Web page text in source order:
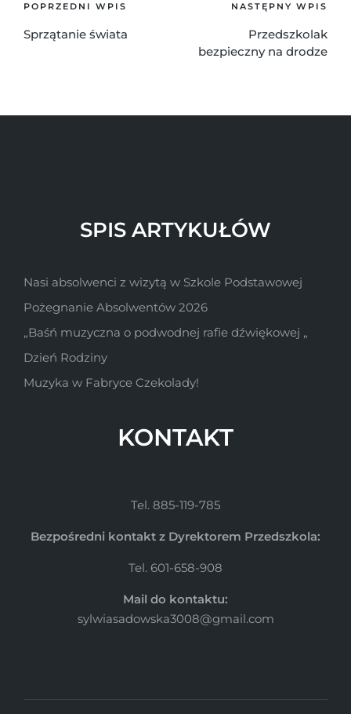
POPRZEDNI WPIS
Sprzątanie świata
NASTĘPNY WPIS
Przedszkolak
bezpieczny na drodze
SPIS ARTYKUŁÓW
Nasi absolwenci z wizytą w Szkole Podstawowej
Pożegnanie Absolwentów 2026
„Baśń muzyczna o podwodnej rafie dźwiękowej „
Dzień Rodziny
Muzyka w Fabryce Czekolady!
KONTAKT
Tel. 885-119-785
Bezpośredni kontakt z Dyrektorem Przedszkola:
Tel. 601-658-908
Mail do kontaktu:
sylwiasadowska3008@gmail.com